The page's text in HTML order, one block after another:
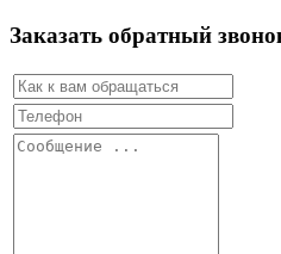
Заказать обратный